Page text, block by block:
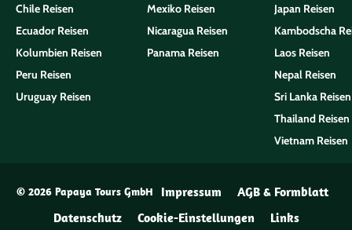
Chile Reisen
Ecuador Reisen
Kolumbien Reisen
Peru Reisen
Uruguay Reisen
Mexiko Reisen
Nicaragua Reisen
Panama Reisen
Japan Reisen
Kambodscha
Laos Reisen
Nepal Reisen
Sri Lanka Reisen
Thailand Reisen
Vietnam Reisen
© 2026 Papaya Tours GmbH Impressum
AGB & Formblatt
Datenschutz
Cookie-Einstellungen Links